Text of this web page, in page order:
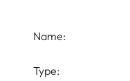
Name:
Type: